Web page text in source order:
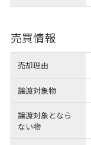
売買情報
売却理由
譲渡対象物
譲渡対象となら
ない物